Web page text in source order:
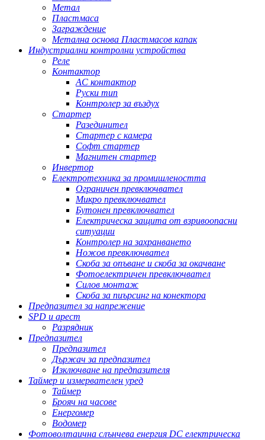
Метал
Пластмаса
Заграждение
Метална основа Пластмасов капак
Индустриални контролни устройства
Реле
Контактор
AC контактор
Руски тип
Контролер за въздух
Стартер
Разединител
Стартер с камера
Софт стартер
Магнитен стартер
Инвертор
Електротехника за промишлеността
Ограничен превключвател
Микро превключвател
Бутонен превключвател
Електрическа защита от взривоопасни
ситуации
Контролер на захранването
Ножов превключвател
Скоба за опъване и скоба за окачване
Фотоелектричен превключвател
Силов монтаж
Скоба за пиърсинг на конектора
Предпазител за напрежение
SPD и арест
Разрядник
Предпазител
Предпазител
Държач за предпазител
Изключване на предпазителя
Таймер и измервателен уред
Таймер
Брояч на часове
Енергомер
Водомер
Фотоволтаична слънчева енергия DC електрическа